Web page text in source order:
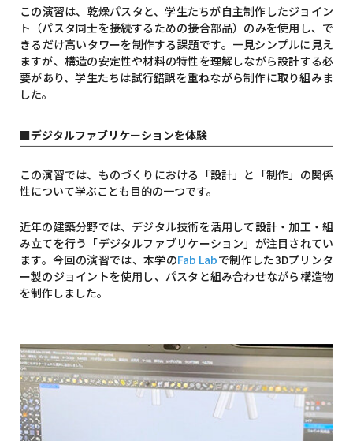
この演習は、乾燥パスタと、学生たちが自主制作したジョイン
ト（パスタ同士を接続するための接合部品）のみを使用し、で
きるだけ高いタワーを制作する課題です。一見シンプルに見え
ますが、構造の安定性や材料の特性を理解しながら設計する必
要があり、学生たちは試行錯誤を重ねながら制作に取り組みま
した。
■デジタルファブリケーションを体験
この演習では、ものづくりにおける「設計」と「制作」の関係
性について学ぶことも目的の一つです。
近年の建築分野では、デジタル技術を活用して設計・加工・組
み立てを行う「デジタルファブリケーション」が注目されてい
ます。今回の演習では、本学のFab Labで制作した3Dプリンタ
ー製のジョイントを使用し、パスタと組み合わせながら構造物
を制作しました。